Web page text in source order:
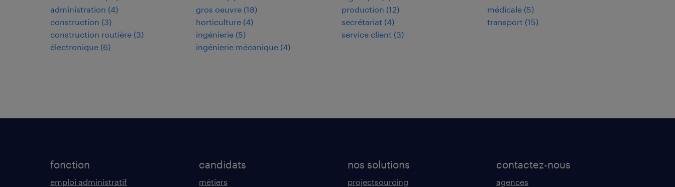
administration (4)
construction (3)
construction routière (3)
électronique (6)
gros oeuvre (18)
horticulture (4)
ingénierie (5)
ingénierie mécanique (4)
production (12)
secrétariat (4)
service client (3)
médicale (5)
transport (15)
fonction
emploi administratif
candidats
métiers
nos solutions
projectsourcing
contactez-nous
agences